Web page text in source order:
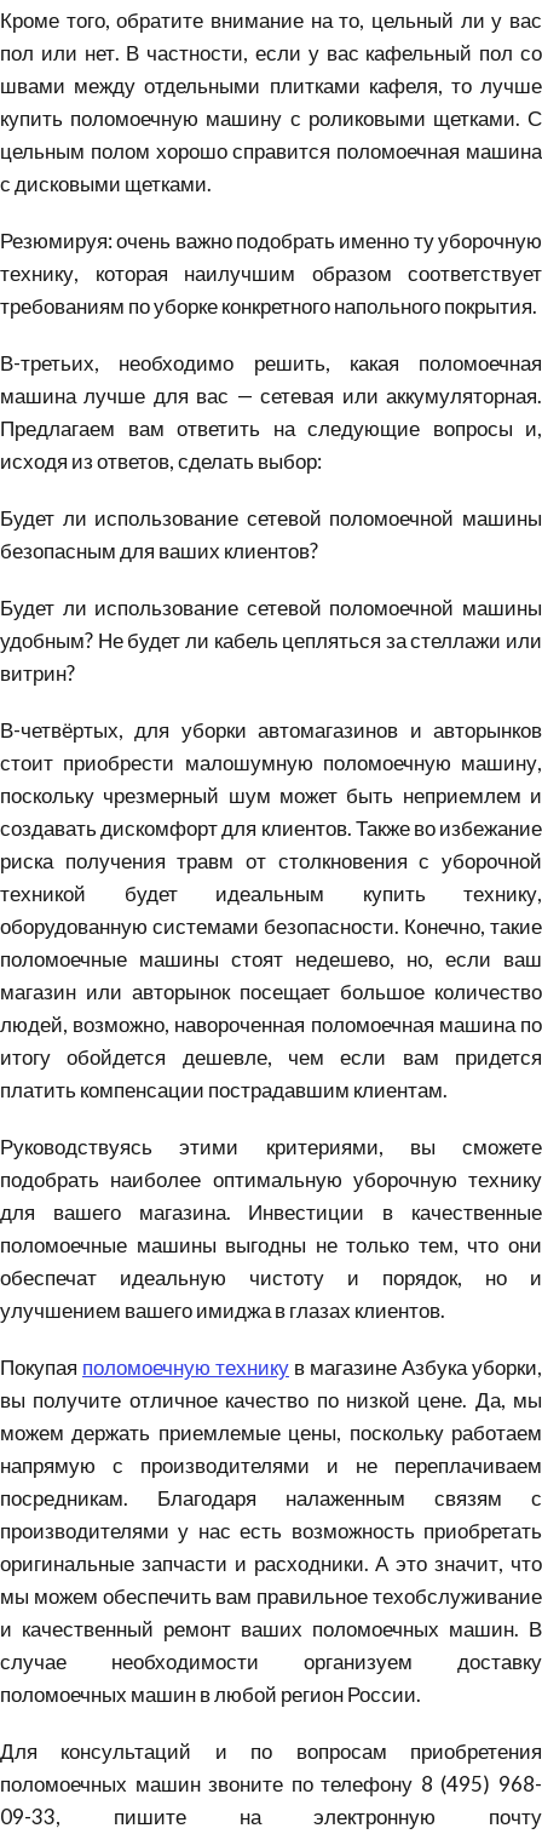
Кроме того, обратите внимание на то, цельный ли у вас
пол или нет. В частности, если у вас кафельный пол со
швами между отдельными плитками кафеля, то лучше
купить поломоечную машину с роликовыми щетками. С
цельным полом хорошо справится поломоечная машина
с дисковыми щетками.
Резюмируя: очень важно подобрать именно ту уборочную
технику, которая наилучшим образом соответствует
требованиям по уборке конкретного напольного покрытия.
В-третьих, необходимо решить, какая поломоечная
машина лучше для вас — сетевая или аккумуляторная.
Предлагаем вам ответить на следующие вопросы и,
исходя из ответов, сделать выбор:
Будет ли использование сетевой поломоечной машины
безопасным для ваших клиентов?
Будет ли использование сетевой поломоечной машины
удобным? Не будет ли кабель цепляться за стеллажи или
витрин?
В-четвёртых, для уборки автомагазинов и авторынков
стоит приобрести малошумную поломоечную машину,
поскольку чрезмерный шум может быть неприемлем и
создавать дискомфорт для клиентов. Также во избежание
риска получения травм от столкновения с уборочной
техникой будет идеальным купить технику,
оборудованную системами безопасности. Конечно, такие
поломоечные машины стоят недешево, но, если ваш
магазин или авторынок посещает большое количество
людей, возможно, навороченная поломоечная машина по
итогу обойдется дешевле, чем если вам придется
платить компенсации пострадавшим клиентам.
Руководствуясь этими критериями, вы сможете
подобрать наиболее оптимальную уборочную технику
для вашего магазина. Инвестиции в качественные
поломоечные машины выгодны не только тем, что они
обеспечат идеальную чистоту и порядок, но и
улучшением вашего имиджа в глазах клиентов.
Покупая поломоечную технику в магазине Азбука уборки,
вы получите отличное качество по низкой цене. Да, мы
можем держать приемлемые цены, поскольку работаем
напрямую с производителями и не переплачиваем
посредникам. Благодаря налаженным связям с
производителями у нас есть возможность приобретать
оригинальные запчасти и расходники. А это значит, что
мы можем обеспечить вам правильное техобслуживание
и качественный ремонт ваших поломоечных машин. В
случае необходимости организуем доставку
поломоечных машин в любой регион России.
Для консультаций и по вопросам приобретения
поломоечных машин звоните по телефону 8 (495) 968-
09-33, пишите на электронную почту